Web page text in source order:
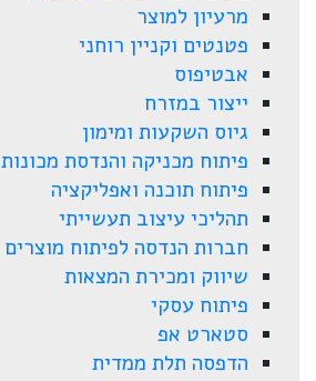
מרעיון למוצר
פטנטים וקניין רוחני
אבטיפוס
ייצור במזרח
גיוס השקעות ומימון
פיתוח מכניקה והנדסת מכונות
פיתוח תוכנה ואפליקציה
תהליכי עיצוב תעשייתי
חברות הנדסה לפיתוח מוצרים
שיווק ומכירת המצאות
פיתוח עסקי
סטארט אפ
הדפסה תלת ממדית